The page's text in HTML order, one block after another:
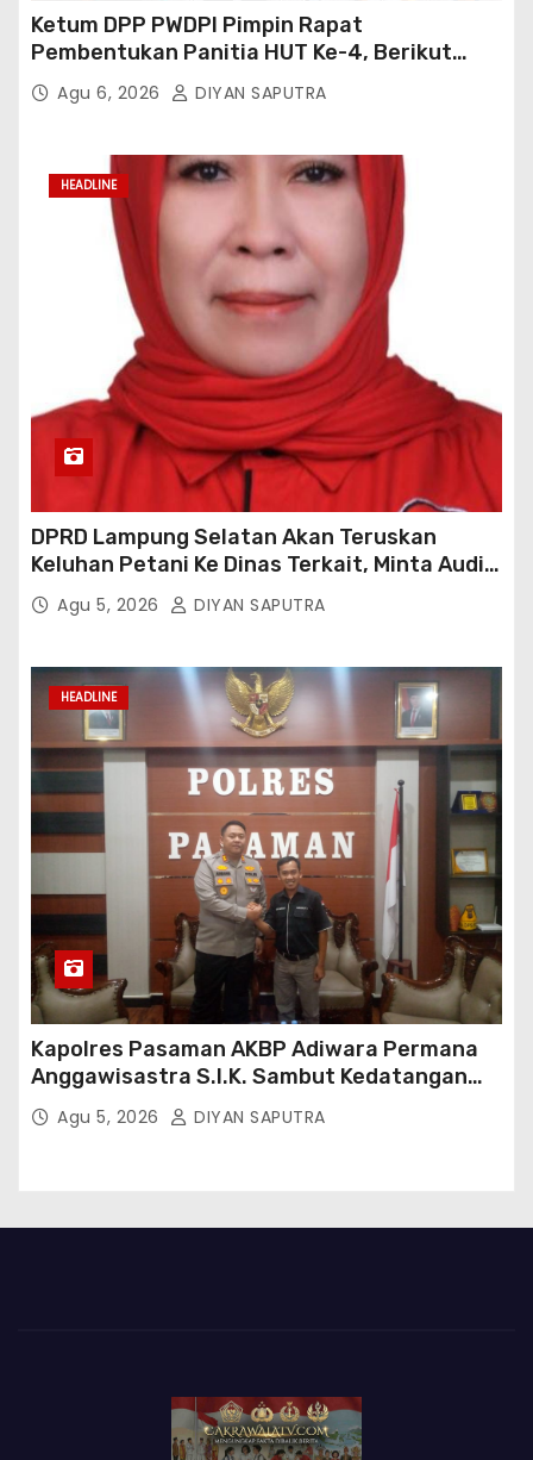
Ketum DPP PWDPI Pimpin Rapat
Pembentukan Panitia HUT Ke-4, Berikut
Susunan Dan Rangkaian Kegiatannya
Agu 6, 2026 DIYAN SAPUTRA
HEADLINE
DPRD Lampung Selatan Akan Teruskan
Keluhan Petani Ke Dinas Terkait, Minta Audit
Penyaluran Pupuk Bersubsidi Di Desa Budi
Lestari
Agu 5, 2026 DIYAN SAPUTRA
HEADLINE
Kapolres Pasaman AKBP Adiwara Permana
Anggawisastra S.I.K. Sambut Kedatangan
Kepala Cakrawala Tv Sumatera Barat
Agu 5, 2026 DIYAN SAPUTRA